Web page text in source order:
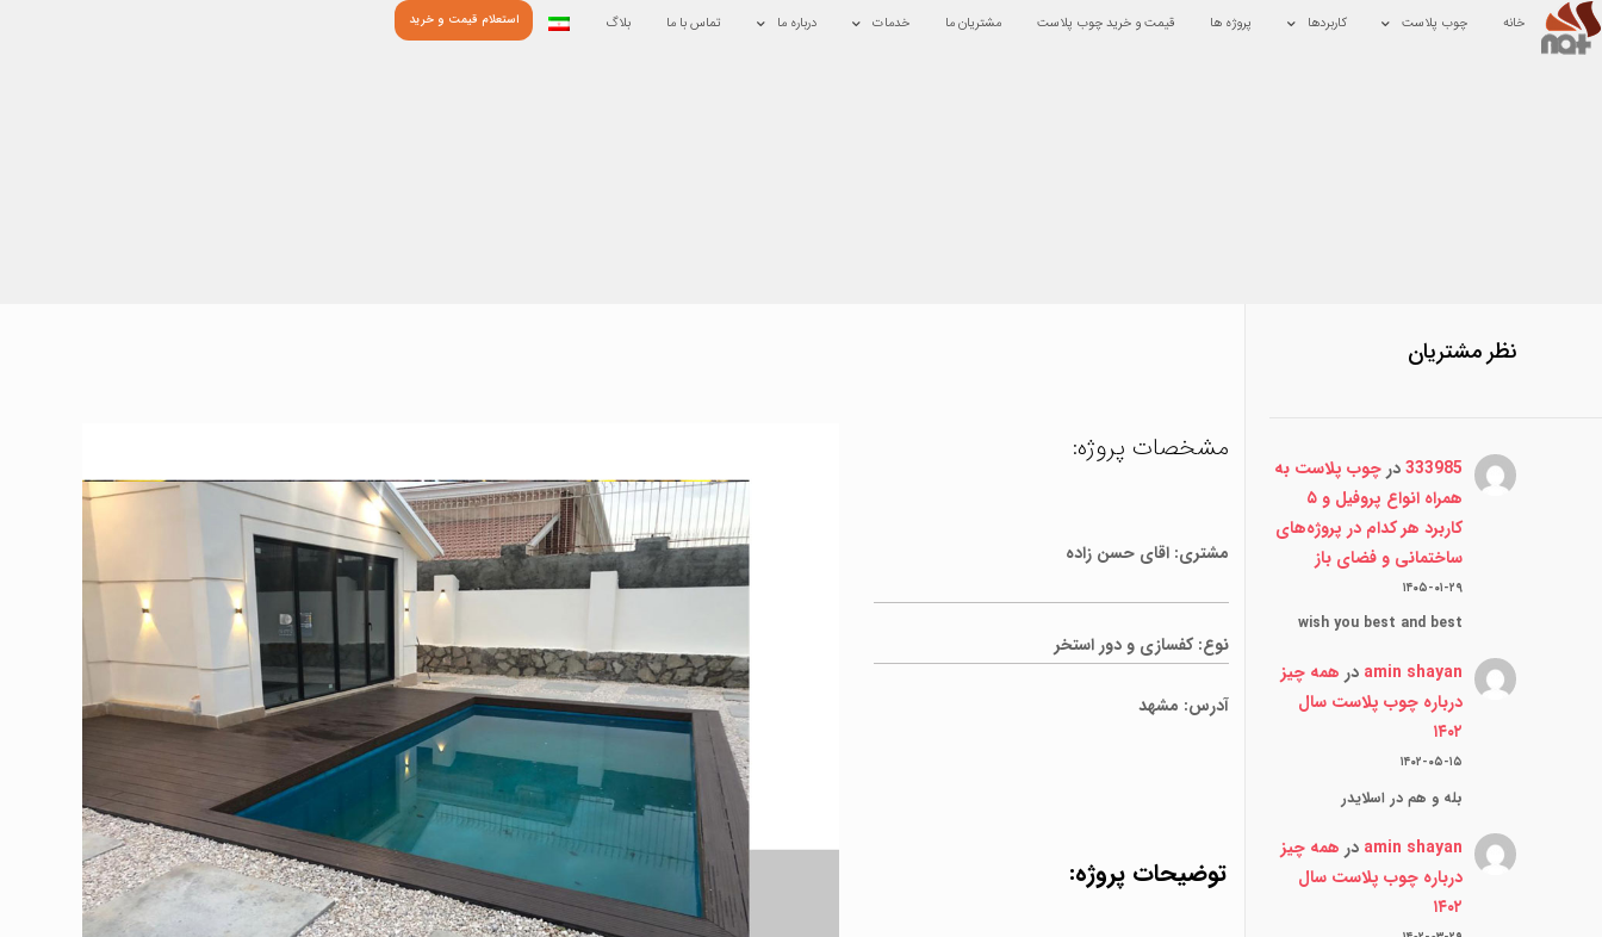
خانه چوب پلاست کاربردها پروژه ها قیمت و خرید چوب پلاست مشتریان ما خدمات درباره ما تماس با ما بلاگ استعلام قیمت و خرید
مشخصات پروژه:
مشتری: اقای حسن زاده
نوع:کفسازی و دور استخر
آدرس: مشهد
توضیحات پروژه:
نظر مشتریان
333985درچوب پلاست به
همراه انواع پروفیل و ۵
کاربرد هر کدام در پروژه‌های
ساختمانی و فضای باز
۱۴۰۵-۰۱-۲۹
wish you best and best
amin shayan در همه چیز
درباره چوب پلاست سال
۱۴۰۲
۱۴۰۲-۰۵-۱۵
بله و هم در اسلایدر
amin shayan در همه چیز
درباره چوب پلاست سال
۱۴۰۲